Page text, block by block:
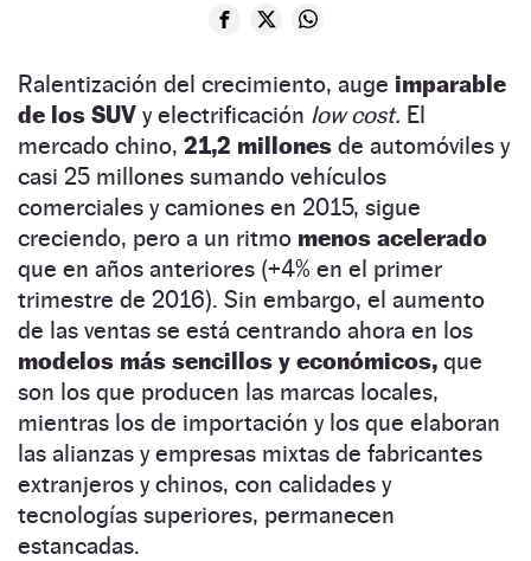
Ralentización del crecimiento, auge imparable
de los SUV y electrificación low cost. El
mercado chino, 21,2 millones de automóviles y
casi 25 millones sumando vehículos
comerciales y camiones en 2015, sigue
creciendo, pero a un ritmo menos acelerado
que en años anteriores (+4% en el primer
trimestre de 2016). Sin embargo, el aumento
de las ventas se está centrando ahora en los
modelos más sencillos y económicos, que
son los que producen las marcas locales,
mientras los de importación y los que elaboran
las alianzas y empresas mixtas de fabricantes
extranjeros y chinos, con calidades y
tecnologías superiores, permanecen
estancadas.